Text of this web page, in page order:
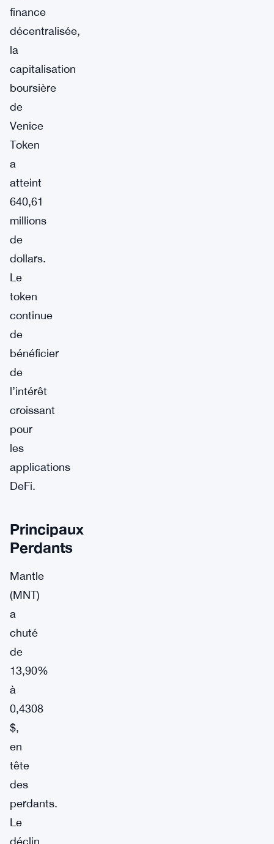
finance
décentralisée,
la
capitalisation
boursière
de
Venice
Token
a
atteint
640,61
millions
de
dollars.
Le
token
continue
de
bénéficier
de
l’intérêt
croissant
pour
les
applications
DeFi.
Principaux
Perdants
Mantle
(MNT)
a
chuté
de
13,90%
à
0,4308
$,
en
tête
des
perdants.
Le
déclin